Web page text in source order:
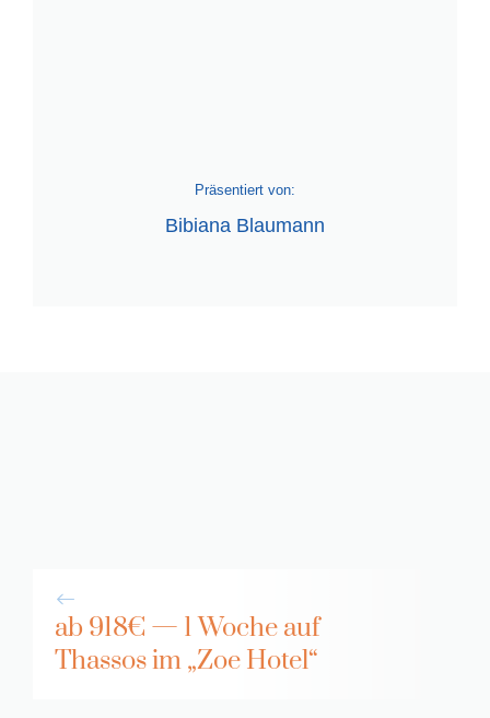
Präsentiert von:
Bibiana Blaumann
ab 918€ — 1 Woche auf
Thassos im „Zoe Hotel“